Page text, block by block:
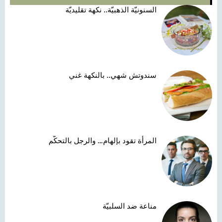
السنونيّة الذهبيّة.. نكهة تقليديّة
سندوتش شهي.. بالنكهة غني
المرأة تقود بإلهام… والرجل بالتحكّم
مناعة ضد السلبيّة